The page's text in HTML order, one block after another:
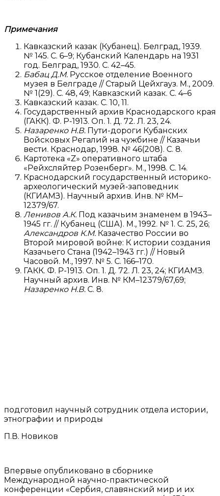
Примечания
Кавказский казак (Кубанец). Белград, 1939.
№ 145. С. 6–9; Кубанский Календарь на 1931
год. Белград, 1930. С. 42–45.
Бабац Д.М. Русское отделение Военного
музея в Белграде // Старый Цейхгауз. М., 2009.
№ 1(29). С. 48, 49; Кавказский казак. С. 4–6
Кавказский казак. С. 10, 11.
Государственный архив Краснодарского края
(ГАКК). Ф. Р-1913. Оп. 1. Д. 72. Л. 23, 24.
Назаренко Н.В. Пути-дороги Кубанских
Войсковых Регалий на чужбине // Казачьи
вести. Краснодар, 1998. № 46(208). С. 8.
Картотека «Z» оперативного штаба
«Рейхсляйтер Розенберг». М., 1998. С. 14.
Краснодарский государственный историко-
археологический музей-заповедник
(КГИАМЗ). Научный архив. Инв. № КМ–
12379/67.
Ленивов А.К. Под казачьим знаменем в 1943–
1945 гг. // Кубанец (США). М., 1992. № 1. С. 25, 26;
Александров К.М. Казачество России во
Второй мировой войне: К истории создания
Казачьего Стана (1942–1943 гг.) // Новый
Часовой. М., 1997. № 5. С. 166–170.
ГАКК. Ф. Р-1913. Оп. 1. Д. 72. Л. 23, 24; КГИАМЗ.
Научный архив. Инв. № КМ–12379/67,69;
Назаренко Н.В. С. 8.
подготовил научный сотрудник отдела истории,
этнографии и природы
П.В. Новиков
Впервые опубликовано в сборнике
Международной научно-практической
конференции «Сербия, славянский мир и их